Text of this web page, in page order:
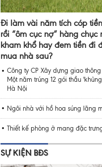
Đi làm vài năm tích cóp
rồi “ôm cục nợ” hàng chục
kham khổ hay đem tiền đi
mua nhà sau?
Công ty CP Xây dựng giao thông
Một năm trúng 12 gói thầu
Hà Nội
Ngôi nhà với hồ hoa súng lãng
Thiết kế phòng ở mang đặc
SỰ KIỆN BĐS